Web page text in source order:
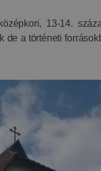
13-14.
de a történeti